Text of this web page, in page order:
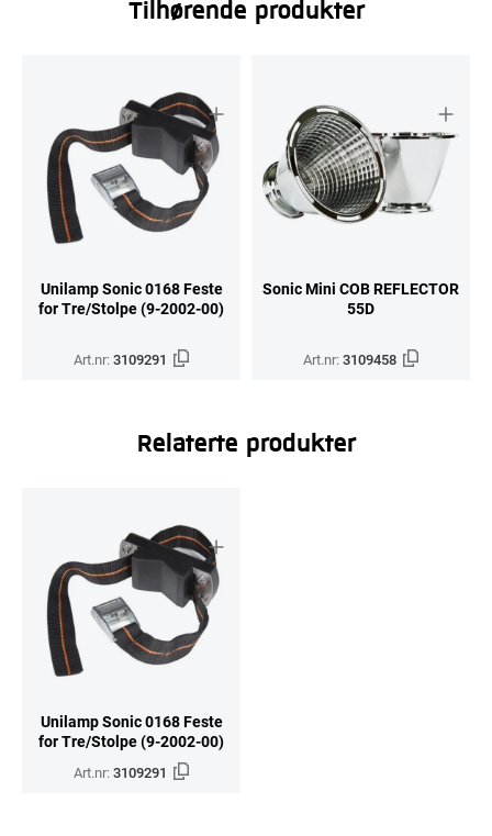
Tilhørende produkter
Unilamp Sonic 0168 Feste
for Tre/Stolpe (9-2002-00)
Art.nr:3109291
Sonic Mini COB REFLECTOR
55D
Art.nr:3109458
Relaterte produkter
Unilamp Sonic 0168 Feste
for Tre/Stolpe (9-2002-00)
Art.nr:3109291